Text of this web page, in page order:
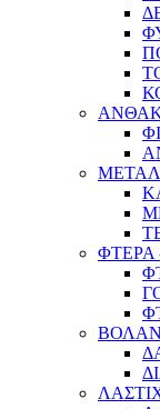
ΦΤΕΡΑ
ΒΟΛΑΝ